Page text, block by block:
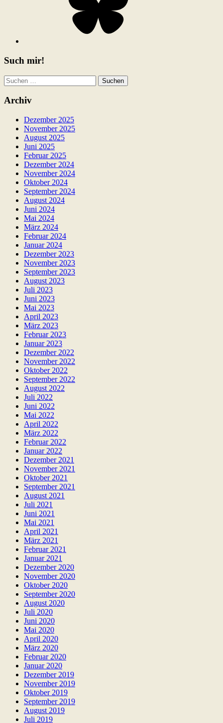
Such mir!
Suchen
nach:
Archiv
Dezember 2025
November 2025
August 2025
Juni 2025
Februar 2025
Dezember 2024
November 2024
Oktober 2024
September 2024
August 2024
Juni 2024
Mai 2024
März 2024
Februar 2024
Januar 2024
Dezember 2023
November 2023
September 2023
August 2023
Juli 2023
Juni 2023
Mai 2023
April 2023
März 2023
Februar 2023
Januar 2023
Dezember 2022
November 2022
Oktober 2022
September 2022
August 2022
Juli 2022
Juni 2022
Mai 2022
April 2022
März 2022
Februar 2022
Januar 2022
Dezember 2021
November 2021
Oktober 2021
September 2021
August 2021
Juli 2021
Juni 2021
Mai 2021
April 2021
März 2021
Februar 2021
Januar 2021
Dezember 2020
November 2020
Oktober 2020
September 2020
August 2020
Juli 2020
Juni 2020
Mai 2020
April 2020
März 2020
Februar 2020
Januar 2020
Dezember 2019
November 2019
Oktober 2019
September 2019
August 2019
Juli 2019